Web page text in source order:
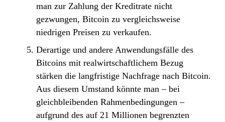
man zur Zahlung der Kreditrate nicht
gezwungen, Bitcoin zu vergleichsweise
niedrigen Preisen zu verkaufen.
Derartige und andere Anwendungsfälle des
Bitcoins mit realwirtschaftlichem Bezug
stärken die langfristige Nachfrage nach Bitcoin.
Aus diesem Umstand könnte man – bei
gleichbleibenden Rahmenbedingungen –
aufgrund des auf 21 Millionen begrenzten